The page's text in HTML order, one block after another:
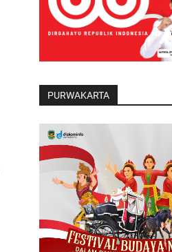
PURWAKARTA